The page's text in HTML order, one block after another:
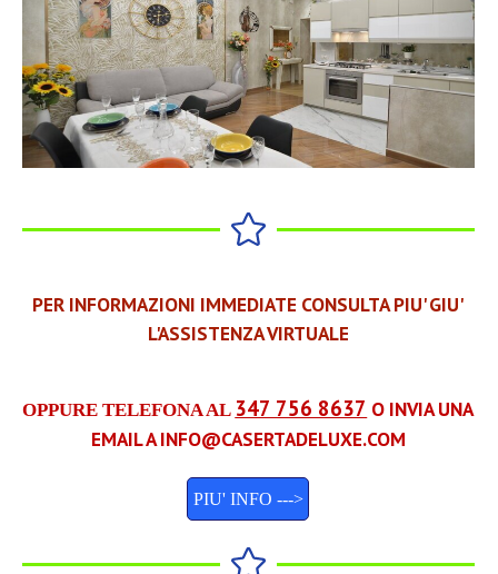
PER INFORMAZIONI IMMEDIATE CONSULTA PIU' GIU'
L'ASSISTENZA VIRTUALE
OPPURE TELEFONA AL 347 756 8637 O INVIA UNA
EMAIL A INFO@CASERTADELUXE.COM
PIU' INFO --->